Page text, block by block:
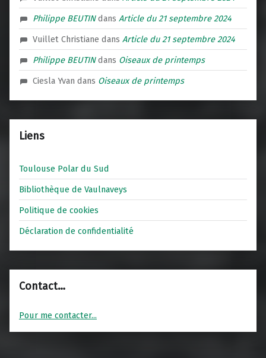
Philippe BEUTINdansArticle du 21 septembre 2024
Vuillet Christiane dansArticle du 21 septembre 2024
Philippe BEUTINdans Oiseaux de printemps
Ciesla Yvan dans Oiseaux de printemps
Liens
Toulouse Polar du Sud
Bibliothèque de Vaulnaveys
Politique de cookies
Déclaration de confidentialité
Contact…
Pour me contacter...